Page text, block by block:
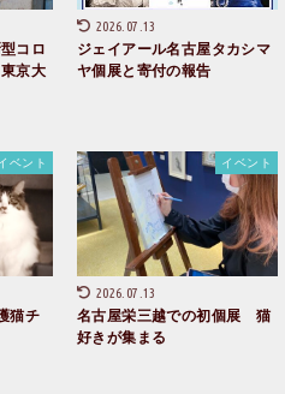
コロ
京大
2026.07.13
ジェイアール名古屋タカシマ
ヤ個展と寄付の報告
ベント
猫チ
イベント
2026.07.13
名古屋栄三越での初個展 猫
好きが集まる